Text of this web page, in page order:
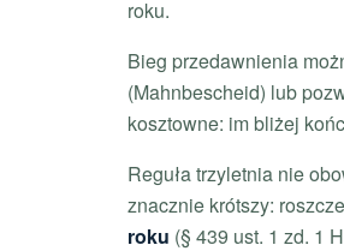
roku.
Bieg przedawnienia
(Mahnbescheid) lub
kosztowne: im bliżej
Reguła trzyletnia nie
znacznie krótszy:
roku (§ 439 ust. 1 zd. 1